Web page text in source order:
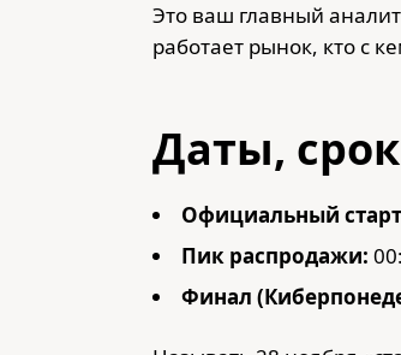
Это ваш главный
работает рынок, кто с
Даты,
Официальный
Пик распродажи:
Финал